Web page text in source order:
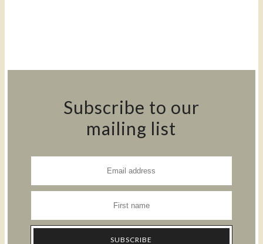
Subscribe to our
mailing list